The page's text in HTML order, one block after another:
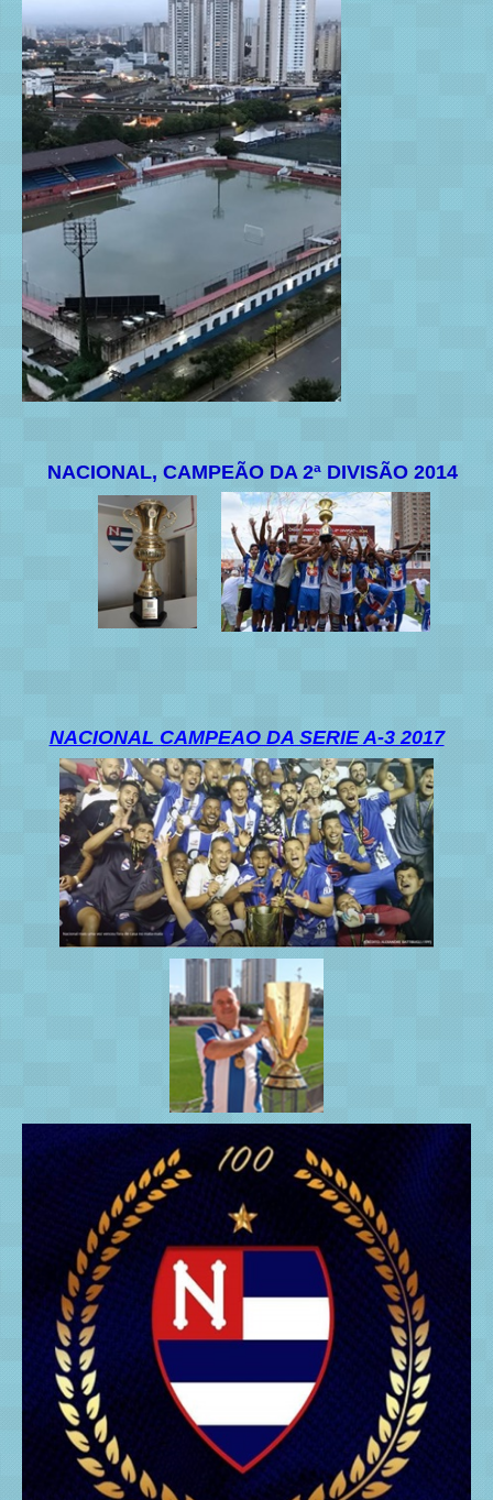
NACIONAL, CAMPEÃO DA 2ª DIVISÃO 2014
NACIONAL CAMPEAO DA SERIE A-3 2017